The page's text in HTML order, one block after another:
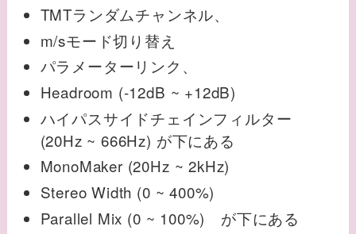
TMTランダムチャンネル、
m/sモード切り替え
パラメーターリンク、
Headroom (-12dB ~ +12dB)
ハイパスサイドチェインフィルター
(20Hz ~ 666Hz) が下にある
MonoMaker (20Hz ~ 2kHz)
Stereo Width (0 ~ 400%)
Parallel Mix (0 ~ 100%) が下にある